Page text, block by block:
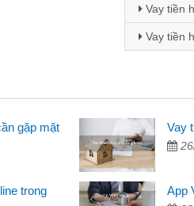
Vay tiền
Vay tiền
viên
thông qua quảng cáo trên
cần đóng tiền nhà, sinh nhật bạn bè,
gọn nên tôi quyết định vay
gặp mặt Vay
trong
App